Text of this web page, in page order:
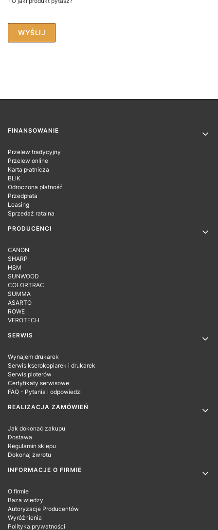
WYŚLIJ
Linki w stopce
FINANSOWANIE
Przelew tradycyjny
Przelew online
Karta płatnicza
BLIK
Odroczona płatność
Przedpłata
Leasing
Sprzedaż ratalna
PRODUCENCI
CANON
SHARP
HSM
SUNWOOD
COLORTRAC
SUMMA
ASARTO
ROWE
VEROTECH
SERWIS
Wynajem drukarek
Serwis kserokopiarek i drukarek
Serwis ploterów
Certyfikaty serwisowe
FAQ - Pytania i odpowiedzi
REALIZACJA ZAMÓWIEŃ
Jak dokonać zakupu
Dostawa
Regulamin sklepu
Dokonaj zwrotu
INFORMACJE O FIRMIE
O firmie
Baza wiedzy
Autoryzacje Producentów
Wyróżnienia
Polityka prywatności